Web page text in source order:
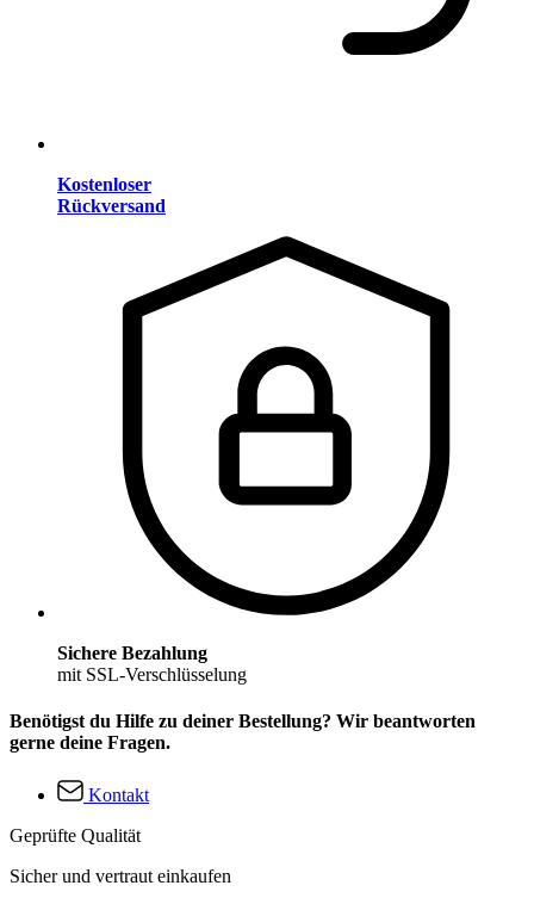
Kostenloser
Rückversand
Sichere Bezahlung
mit SSL-Verschlüsselung
Benötigst du Hilfe zu deiner Bestellung? Wir beantworten
gerne deine Fragen.
Kontakt
Geprüfte Qualität
Sicher und vertraut einkaufen